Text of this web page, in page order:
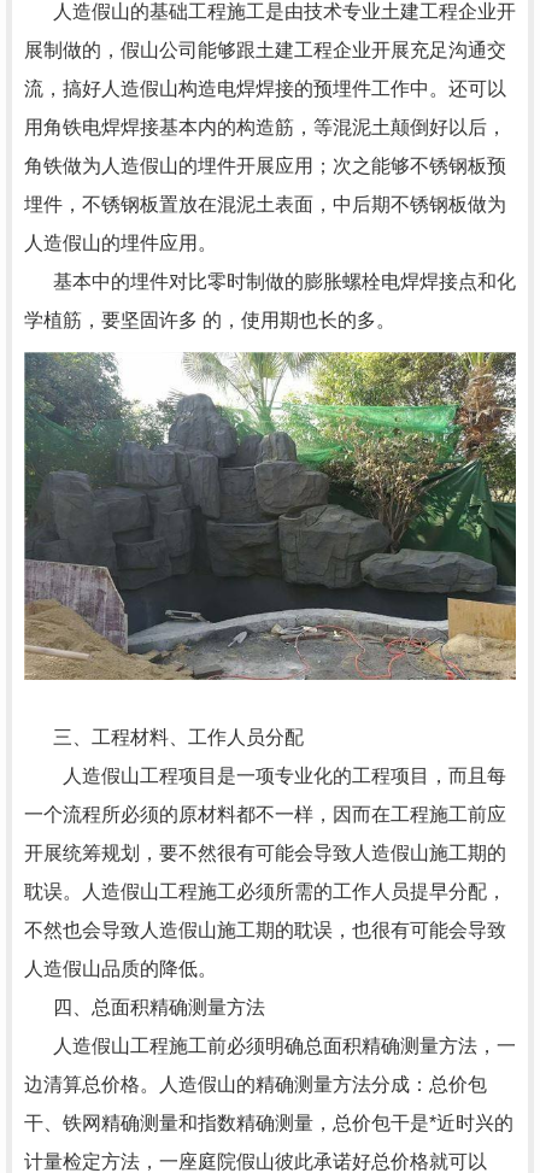
人造假山的基础工程施工是由技术专业土建工程企业开
展制做的，假山公司能够跟土建工程企业开展充足沟通交
流，搞好人造假山构造电焊焊接的预埋件工作中。还可以
用角铁电焊焊接基本内的构造筋，等混泥土颠倒好以后，
角铁做为人造假山的埋件开展应用；次之能够不锈钢板预
埋件，不锈钢板置放在混泥土表面，中后期不锈钢板做为
人造假山的埋件应用。
基本中的埋件对比零时制做的膨胀螺栓电焊焊接点和化
学植筋，要坚固许多 的，使用期也长的多。
三、工程材料、工作人员分配
人造假山工程项目是一项专业化的工程项目，而且每
一个流程所必须的原材料都不一样，因而在工程施工前应
开展统筹规划，要不然很有可能会导致人造假山施工期的
耽误。人造假山工程施工必须所需的工作人员提早分配，
不然也会导致人造假山施工期的耽误，也很有可能会导致
人造假山品质的降低。
四、总面积精确测量方法
人造假山工程施工前必须明确总面积精确测量方法，一
边清算总价格。人造假山的精确测量方法分成：总价包
干、铁网精确测量和指数精确测量，总价包干是*近时兴的
计量检定方法，一座庭院假山彼此承诺好总价格就可以